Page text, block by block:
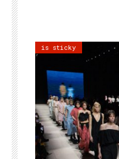
is sticky